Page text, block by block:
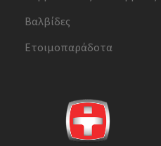
Βαλβίδες
Ετοιμοπαράδοτα